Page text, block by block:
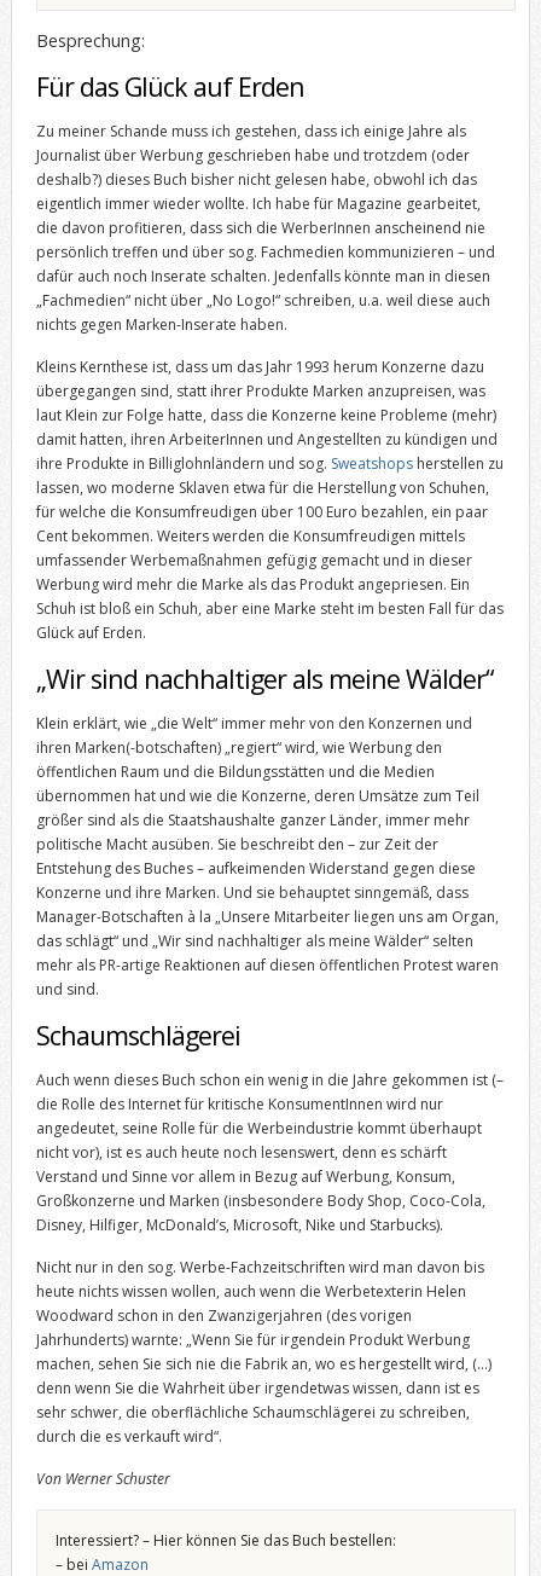
Besprechung:
Für das Glück auf Erden
Zu meiner Schande muss ich gestehen, dass ich einige Jahre als
Journalist über Werbung geschrieben habe und trotzdem (oder
deshalb?) dieses Buch bisher nicht gelesen habe, obwohl ich das
eigentlich immer wieder wollte. Ich habe für Magazine gearbeitet,
die davon profitieren, dass sich die WerberInnen anscheinend nie
persönlich treffen und über sog. Fachmedien kommunizieren – und
dafür auch noch Inserate schalten. Jedenfalls könnte man in diesen
„Fachmedien“ nicht über „No Logo!“ schreiben, u.a. weil diese auch
nichts gegen Marken-Inserate haben.
Kleins Kernthese ist, dass um das Jahr 1993 herum Konzerne dazu
übergegangen sind, statt ihrer Produkte Marken anzupreisen, was
laut Klein zur Folge hatte, dass die Konzerne keine Probleme (mehr)
damit hatten, ihren ArbeiterInnen und Angestellten zu kündigen und
ihre Produkte in Billiglohnländern und sog. Sweatshopsherstellen zu
lassen, wo moderne Sklaven etwa für die Herstellung von Schuhen,
für welche die Konsumfreudigen über 100 Euro bezahlen, ein paar
Cent bekommen. Weiters werden die Konsumfreudigen mittels
umfassender Werbemaßnahmen gefügig gemacht und in dieser
Werbung wird mehr die Marke als das Produkt angepriesen. Ein
Schuh ist bloß ein Schuh, aber eine Marke steht im besten Fall für das
Glück auf Erden.
„Wir sind nachhaltiger als meine Wälder“
Klein erklärt, wie „die Welt“ immer mehr von den Konzernen und
ihren Marken(-botschaften) „regiert“ wird, wie Werbung den
öffentlichen Raum und die Bildungsstätten und die Medien
übernommen hat und wie die Konzerne, deren Umsätze zum Teil
größer sind als die Staatshaushalte ganzer Länder, immer mehr
politische Macht ausüben. Sie beschreibt den – zur Zeit der
Entstehung des Buches – aufkeimenden Widerstand gegen diese
Konzerne und ihre Marken. Und sie behauptet sinngemäß, dass
Manager-Botschaften à la „Unsere Mitarbeiter liegen uns am Organ,
das schlägt“ und „Wir sind nachhaltiger als meine Wälder“ selten
mehr als PR-artige Reaktionen auf diesen öffentlichen Protest waren
und sind.
Schaumschlägerei
Auch wenn dieses Buch schon ein wenig in die Jahre gekommen ist (–
die Rolle des Internet für kritische KonsumentInnen wird nur
angedeutet, seine Rolle für die Werbeindustrie kommt überhaupt
nicht vor), ist es auch heute noch lesenswert, denn es schärft
Verstand und Sinne vor allem in Bezug auf Werbung, Konsum,
Großkonzerne und Marken (insbesondere Body Shop, Coco-Cola,
Disney, Hilfiger, McDonald’s, Microsoft, Nike und Starbucks).
Nicht nur in den sog. Werbe-Fachzeitschriften wird man davon bis
heute nichts wissen wollen, auch wenn die Werbetexterin Helen
Woodward schon in den Zwanzigerjahren (des vorigen
Jahrhunderts) warnte: „Wenn Sie für irgendein Produkt Werbung
machen, sehen Sie sich nie die Fabrik an, wo es hergestellt wird, (…)
denn wenn Sie die Wahrheit über irgendetwas wissen, dann ist es
sehr schwer, die oberflächliche Schaumschlägerei zu schreiben,
durch die es verkauft wird“.
Von Werner Schuster
Interessiert? – Hier können Sie das Buch bestellen:
– bei Amazon